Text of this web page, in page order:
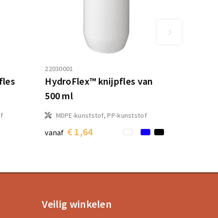
22030001
HydroFlex™ knijpfles van
500 ml
MDPE-kunststof, PP-kunststof
vanaf € 1,64
Veilig winkelen